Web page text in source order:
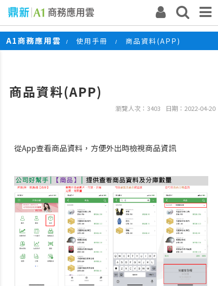
A1商務應用雲 / 使用手冊 / 商品資料(APP)
商品資料(APP)
瀏覽人次：3403 日期：2022-04-20
從App查看商品資料，方便外出時檢視商品資訊